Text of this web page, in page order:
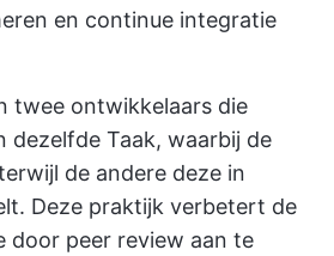
en continue integratie
twee ontwikkelaars die
dezelfde Taak, waarbij de
de andere deze in
Deze praktijk verbetert de
door peer review aan te